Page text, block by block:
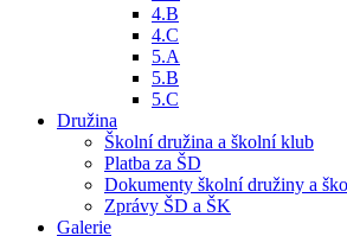
4.B
4.C
5.A
5.B
5.C
Družina
Školní družina a školní klub
Platba za ŠD
Dokumenty školní družiny a
Zprávy ŠD a ŠK
Galerie